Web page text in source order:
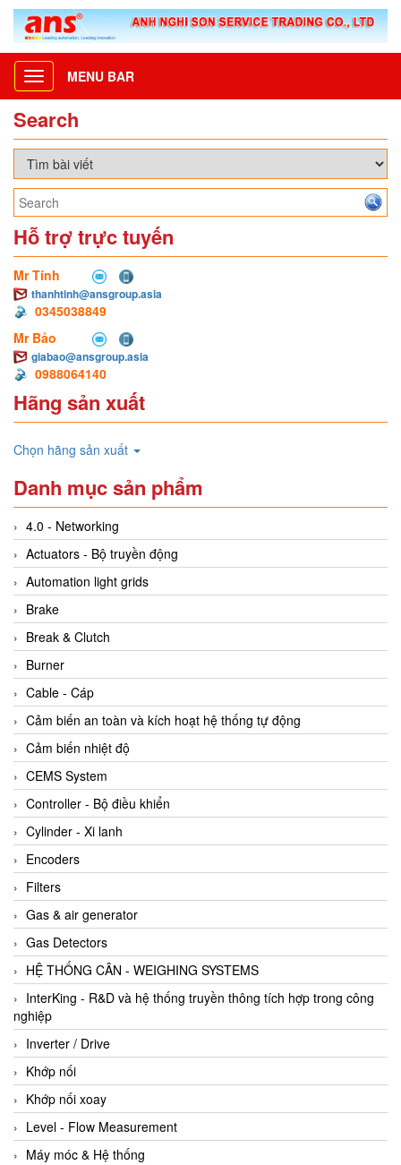
Toggle
navigation
MENU BAR
Search
Hỗ trợ trực tuyến
Mr Tính
thanhtinh@ansgroup.asia
0345038849
Mr Bảo
giabao@ansgroup.asia
0988064140
Hãng sản xuất
Chọn hãng sản xuất
Danh mục sản phẩm
4.0 - Networking
Actuators - Bộ truyền động
Automation light grids
Brake
Break & Clutch
Burner
Cable - Cáp
Cảm biến an toàn và kích hoạt hệ thống tự động
Cảm biến nhiệt độ
CEMS System
Controller - Bộ điều khiển
Cylinder - Xi lanh
Encoders
Filters
Gas & air generator
Gas Detectors
HỆ THỐNG CÂN - WEIGHING SYSTEMS
InterKing - R&D và hệ thống truyền thông tích hợp trong công
nghiệp
Inverter / Drive
Khớp nối
Khớp nối xoay
Level - Flow Measurement
Máy móc & Hệ thống